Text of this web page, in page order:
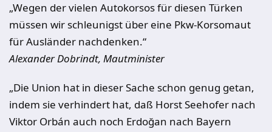
„Wegen der vielen Autokorsos für diesen Türken
müssen wir schleunigst über eine Pkw-Korsomaut
für Ausländer nachdenken.“
Alexander Dobrindt, Mautminister
„Die Union hat in dieser Sache schon genug getan,
indem sie verhindert hat, daß Horst Seehofer nach
Viktor Orbán auch noch Erdoğan nach Bayern